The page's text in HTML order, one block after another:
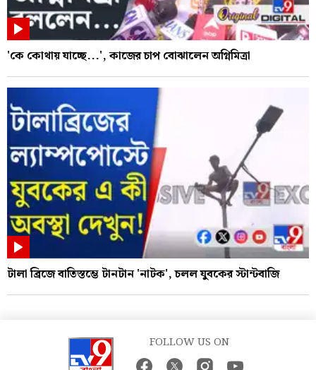
'কে কোথায় যাচ্ছে...', কাজের চাপ বোঝালেন অগ্নিমিত্রা
টালা ব্রিজে বাতিস্তম্ভে টানটান 'নাটক', চলল যুবকের স্টান্টবাজি
FOLLOW US ON